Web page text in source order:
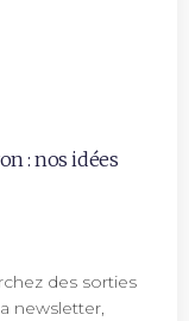
: nos idées
des sorties
newsletter,